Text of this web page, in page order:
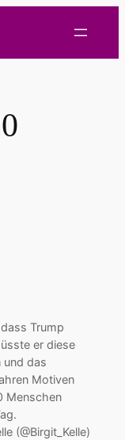
Trump
er diese
und das
Motiven
Menschen
(@Birgit_Kelle)